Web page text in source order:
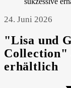
24. Juni 2026
"Lisa und
Collection"
erhältlich